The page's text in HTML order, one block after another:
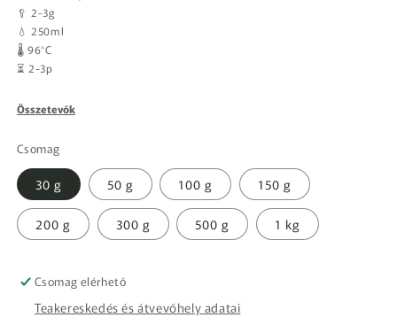
🥄 2-3g
💧 250ml
🌡️ 96°C
⏳ 2-3p
Összetevők
Csomag
30 g 50 g 100 g 150 g
200 g 300 g 500 g 1 kg
Csomag elérhető
Teakereskedés és átvevőhely adatai